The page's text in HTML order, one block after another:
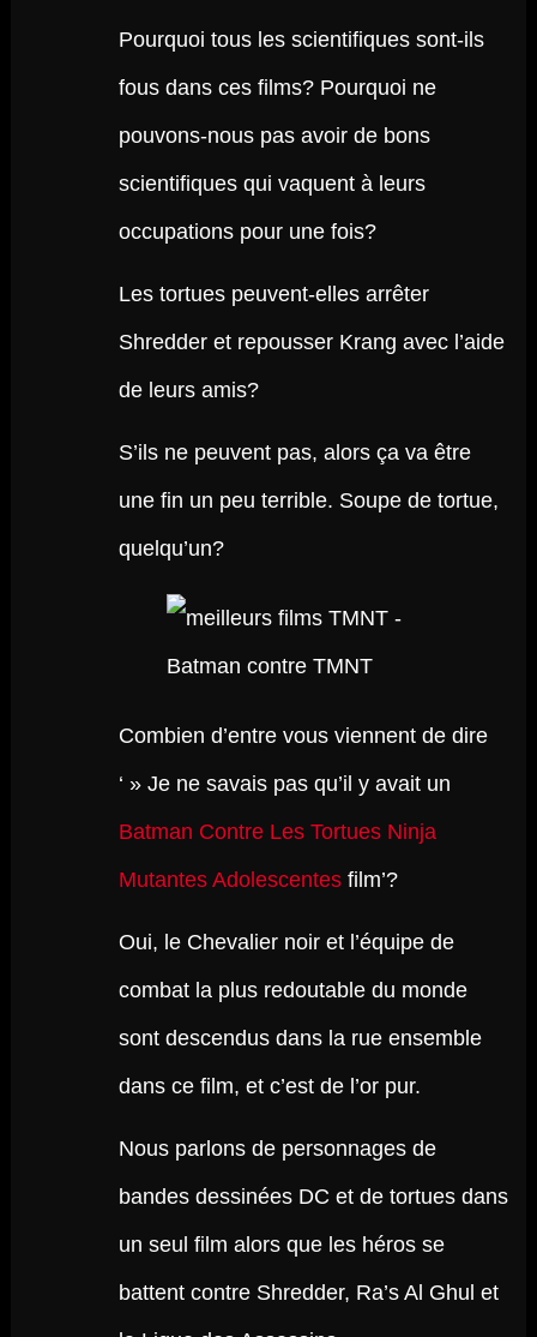
Pourquoi tous les scientifiques sont-ils
fous dans ces films? Pourquoi ne
pouvons-nous pas avoir de bons
scientifiques qui vaquent à leurs
occupations pour une fois?
Les tortues peuvent-elles arrêter
Shredder et repousser Krang avec l’aide
de leurs amis?
S’ils ne peuvent pas, alors ça va être
une fin un peu terrible. Soupe de tortue,
quelqu’un?
Combien d’entre vous viennent de dire
‘ » Je ne savais pas qu’il y avait un
Batman Contre Les Tortues Ninja
Mutantes Adolescentesfilm’?
Oui, le Chevalier noir et l’équipe de
combat la plus redoutable du monde
sont descendus dans la rue ensemble
dans ce film, et c’est de l’or pur.
Nous parlons de personnages de
bandes dessinées DC et de tortues dans
un seul film alors que les héros se
battent contre Shredder, Ra’s Al Ghul et